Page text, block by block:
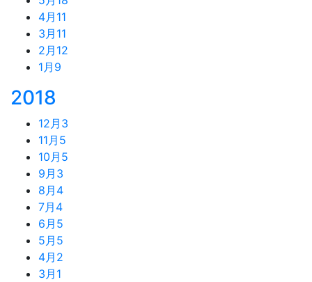
4月 11
3月 11
2月 12
1月 9
2018
12月 3
11月 5
10月 5
9月 3
8月 4
7月 4
6月 5
5月 5
4月 2
3月 1